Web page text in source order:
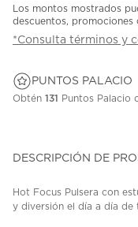
Los montos mostrados
descuentos, promociones
*Consulta términos y
PUNTOS PALACIO
Obtén 131 Puntos Palacio
DESCRIPCIÓN DE
Hot Focus Pulsera con
y diversión el día a día de